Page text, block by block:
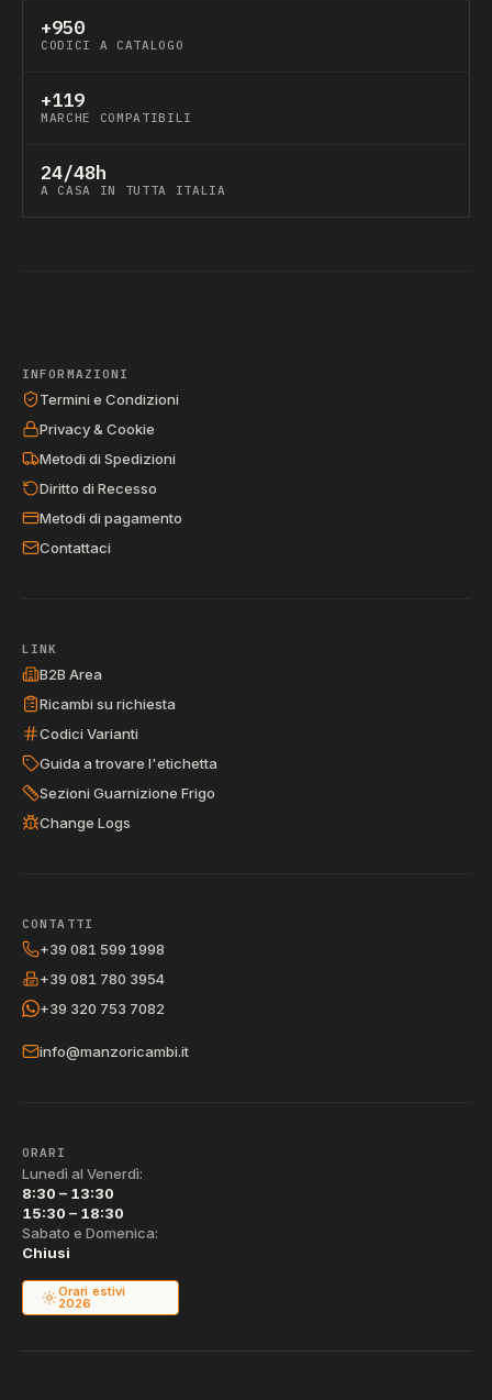
+950
CODICI A CATALOGO
+119
MARCHE COMPATIBILI
24/48h
A CASA IN TUTTA ITALIA
INFORMAZIONI
Termini e Condizioni
Privacy & Cookie
Metodi di Spedizioni
Diritto di Recesso
Metodi di pagamento
Contattaci
LINK
B2B Area
Ricambi su richiesta
Codici Varianti
Guida a trovare l'etichetta
Sezioni Guarnizione Frigo
Change Logs
CONTATTI
+39 081 599 1998
+39 081 780 3954
+39 320 753 7082
info@manzoricambi.it
ORARI
Lunedì al Venerdì:
8:30 – 13:30
15:30 – 18:30
Sabato e Domenica:
Chiusi
Orari estivi
2026